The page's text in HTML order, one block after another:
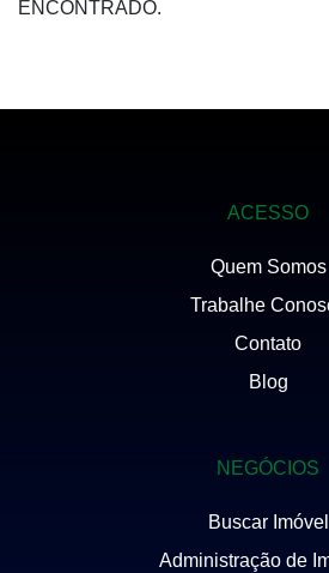
ENCONTRADO.
ACESSO
Quem Somos
Trabalhe
Contato
Blog
NEGÓCIOS
Buscar Imóvel
Administração de